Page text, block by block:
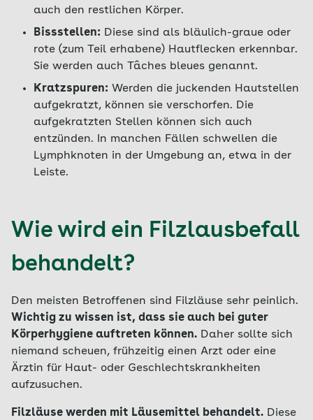
auch den restlichen Körper.
Bissstellen: Diese sind als bläulich-graue oder
rote (zum Teil erhabene) Hautflecken erkennbar.
Sie werden auch Tâches bleues genannt.
Kratzspuren: Werden die juckenden Hautstellen
aufgekratzt, können sie verschorfen. Die
aufgekratzten Stellen können sich auch
entzünden. In manchen Fällen schwellen die
Lymphknoten in der Umgebung an, etwa in der
Leiste.
Wie wird ein Filzlausbefall
behandelt?
Den meisten Betroffenen sind Filzläuse sehr peinlich.
Wichtig zu wissen ist, dass sie auch bei guter
Körperhygiene auftreten können. Daher sollte sich
niemand scheuen, frühzeitig einen Arzt oder eine
Ärztin für Haut- oder Geschlechtskrankheiten
aufzusuchen.
Filzläuse werden mit Läusemittel behandelt. Diese